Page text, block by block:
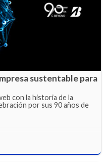
sustentable para
con la historia de la
por sus 90 años de